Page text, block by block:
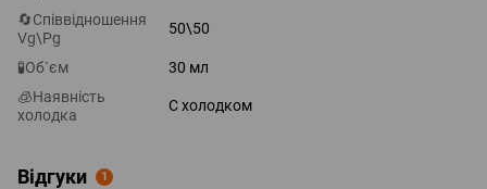
🔄Співвідношення
Vg\Pg
50\50
🧪Об`єм
30 мл
🧊Наявність
холодка
С холодком
Відгуки 1